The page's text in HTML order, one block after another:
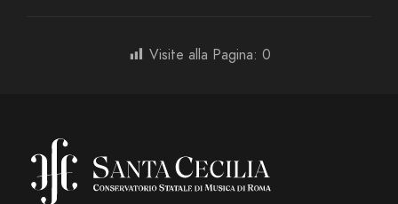
Visite alla Pagina: 0